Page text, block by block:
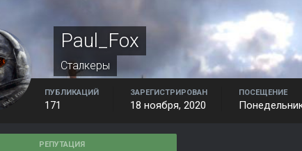
Paul_Fox
Сталкеры
ПУБЛИКАЦИЙ
171
ЗАРЕГИСТРИРОВАН
18 ноября, 2020
ПОСЕЩЕНИЕ
РЕПУТАЦИЯ